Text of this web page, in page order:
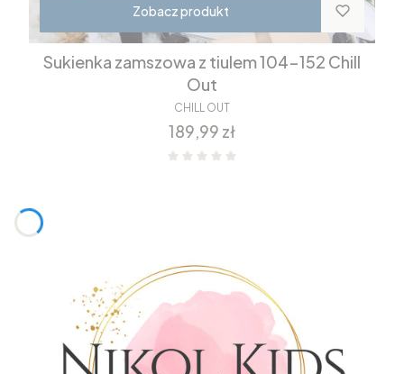
Zobacz produkt
Sukienka zamszowa z tiulem 104-152 Chill
Out
CHILL OUT
Cena
189,99 zł